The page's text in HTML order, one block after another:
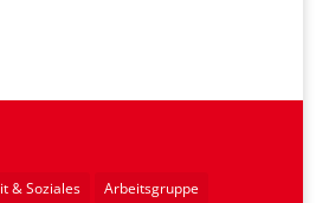
& Soziales
Arbeitsgruppe